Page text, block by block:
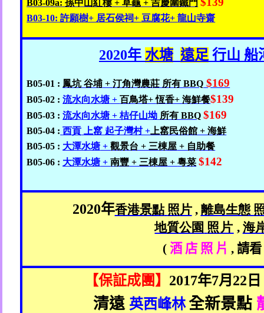
B03-09a: 孫中山紅樓+草龜+吉慶圍鐵門
B03-10: 許願樹+ 居石侯祠+ 豆腐花+龍山寺齋
2020年 水塘 遠足 行山 船
B05-01 : 鳳坑 谷埔 +汀角灣農莊 所有 BBQ $169
B05-02 :流水向水塘+百鳥塔+恆香+海鮮餐$139
B05-03 :流水向水塘+桔仔山坳 所有 BBQ $169
B05-04 : 西貢 上窰 起子灣村 + 上窰民俗館 +海鮮
B05-05 : 大潭水塘+觀景台 + 三棟屋 + 自助餐
B05-06 : 大潭水塘+南豐 + 三棟屋 +粵菜 $142
2020年香港景點 照片, 離島生態
地質公園 照片 , 海
(酒 店 照 片 , 請
【保証成團】 2017年7月 22 日
清遠 英西峰林全新景點